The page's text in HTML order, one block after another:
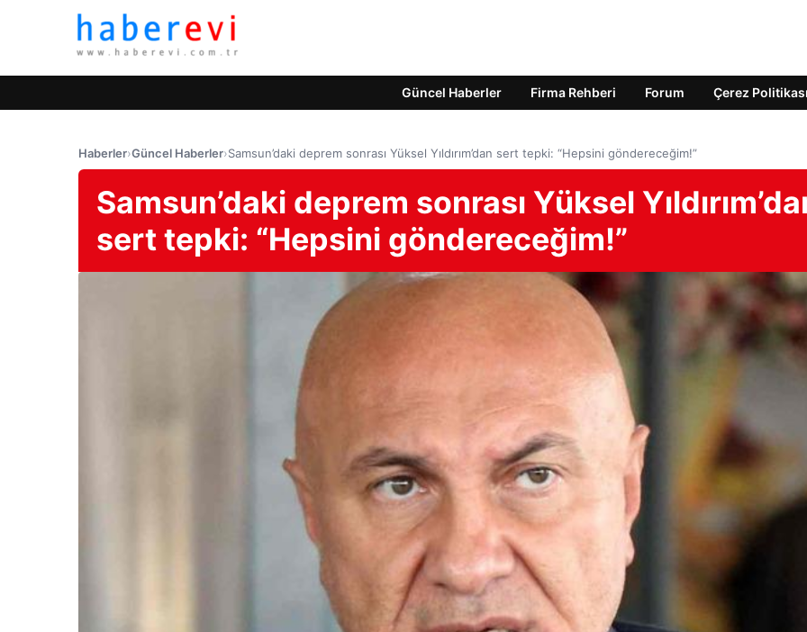
Güncel Haberler Firma Rehberi Forum Çerez Politikası
Haberler›Güncel Haberler›Samsun’daki deprem sonrası Yüksel Yıldırım’dan sert tepki: “Hepsini göndereceğim!”
Samsun’daki deprem sonrası Yüksel
sert tepki: “Hepsini göndereceğim!”